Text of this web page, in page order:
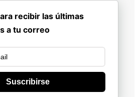
recibir las últimas
a tu correo
Suscribirse